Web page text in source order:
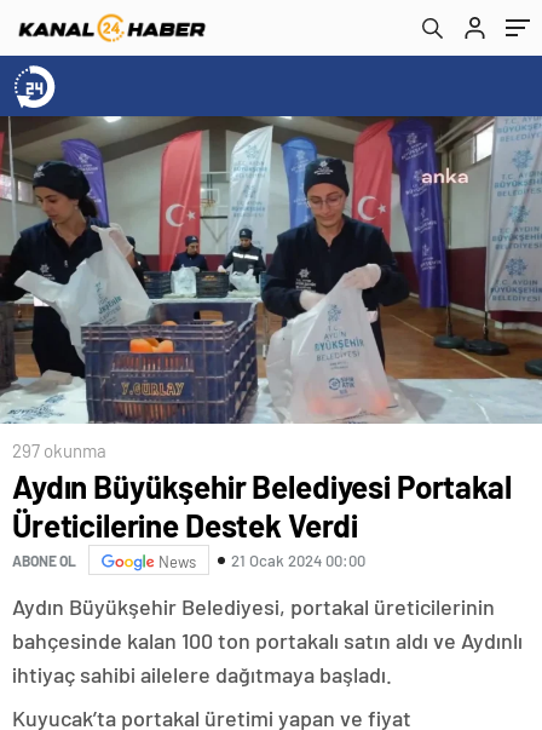
297 okunma
Aydın Büyükşehir Belediyesi Portakal
Üreticilerine Destek Verdi
ABONE OL News 21 Ocak 2024 00:00
Aydın Büyükşehir Belediyesi, portakal üreticilerinin
bahçesinde kalan 100 ton portakalı satın aldı ve Aydınlı
ihtiyaç sahibi ailelere dağıtmaya başladı.
Kuyucak’ta portakal üretimi yapan ve fiyat